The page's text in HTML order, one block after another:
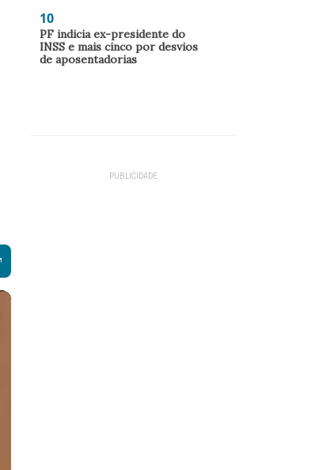
10
PF indicia ex-presidente do
INSS e mais cinco por desvios
de aposentadorias